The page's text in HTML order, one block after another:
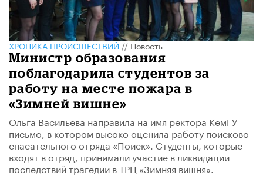
ХРОНИКА ПРОИСШЕСТВИЙ//Новость
Министр образования
поблагодарила студентов за
работу на месте пожара в
«Зимней вишне»
Ольга Васильева направила на имя ректора КемГУ
письмо, в котором высоко оценила работу поисково-
спасательного отряда «Поиск». Студенты, которые
входят в отряд, принимали участие в ликвидации
последствий трагедии в ТРЦ «Зимняя вишня».